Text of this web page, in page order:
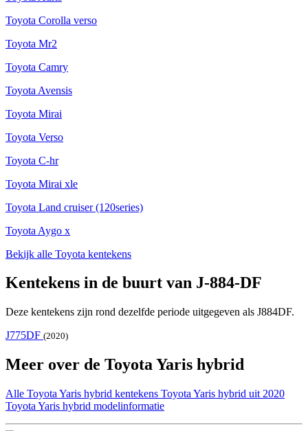
Toyota Corolla verso
Toyota Mr2
Toyota Camry
Toyota Avensis
Toyota Mirai
Toyota Verso
Toyota C-hr
Toyota Mirai xle
Toyota Land cruiser (120series)
Toyota Aygo x
Bekijk alle Toyota kentekens
Kentekens in de buurt van J-884-DF
Deze kentekens zijn rond dezelfde periode uitgegeven als J884DF.
J775DF (2020)
Meer over de Toyota Yaris hybrid
Alle Toyota Yaris hybrid kentekens Toyota Yaris hybrid uit 2020
Toyota Yaris hybrid modelinformatie